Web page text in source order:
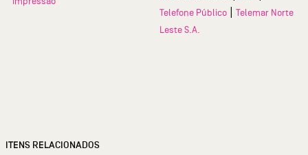
Telefone Público
Telemar Norte
Leste S.A.
ITENS RELACIONADOS